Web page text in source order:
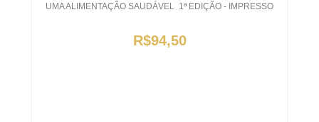
UMA ALIMENTAÇÃO SAUDÁVEL  1ª EDIÇÃO - IMPRESSO
R$94,50